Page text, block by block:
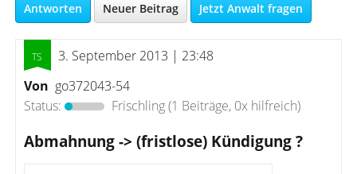
Antworten Neuer Beitrag Jetzt Anwalt fragen
3. September 2013 | 23:48
Von go372043-54
Status:
Frischling(1 Beiträge, 0x hilfreich)
Abmahnung -> (fristlose) Kündigung ?